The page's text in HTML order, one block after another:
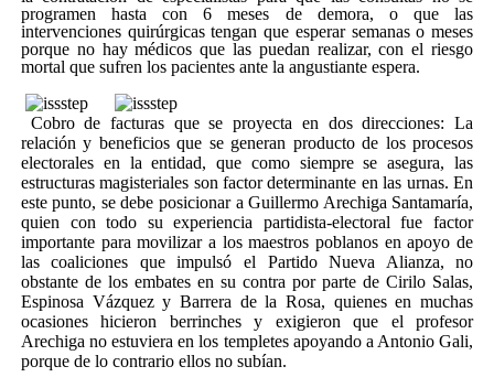
programen hasta con 6 meses de demora, o que las
intervenciones quirúrgicas tengan que esperar semanas o meses
porque no hay médicos que las puedan realizar, con el riesgo
mortal que sufren los pacientes ante la angustiante espera.
Cobro de facturas que se proyecta en dos direcciones: La
relación y beneficios que se generan producto de los procesos
electorales en la entidad, que como siempre se asegura, las
estructuras magisteriales son factor determinante en las urnas. En
este punto, se debe posicionar a Guillermo Arechiga Santamaría,
quien con todo su experiencia partidista-electoral fue factor
importante para movilizar a los maestros poblanos en apoyo de
las coaliciones que impulsó el Partido Nueva Alianza, no
obstante de los embates en su contra por parte de Cirilo Salas,
Espinosa Vázquez y Barrera de la Rosa, quienes en muchas
ocasiones hicieron berrinches y exigieron que el profesor
Arechiga no estuviera en los templetes apoyando a Antonio Gali,
porque de lo contrario ellos no subían.